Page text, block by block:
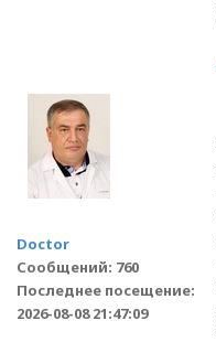
Doctor
Сообщений: 760
Последнее посещение:
2026-08-08 21:47:09